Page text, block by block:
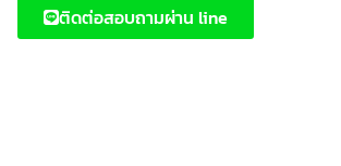
ติดต่อสอบถามผ่าน line